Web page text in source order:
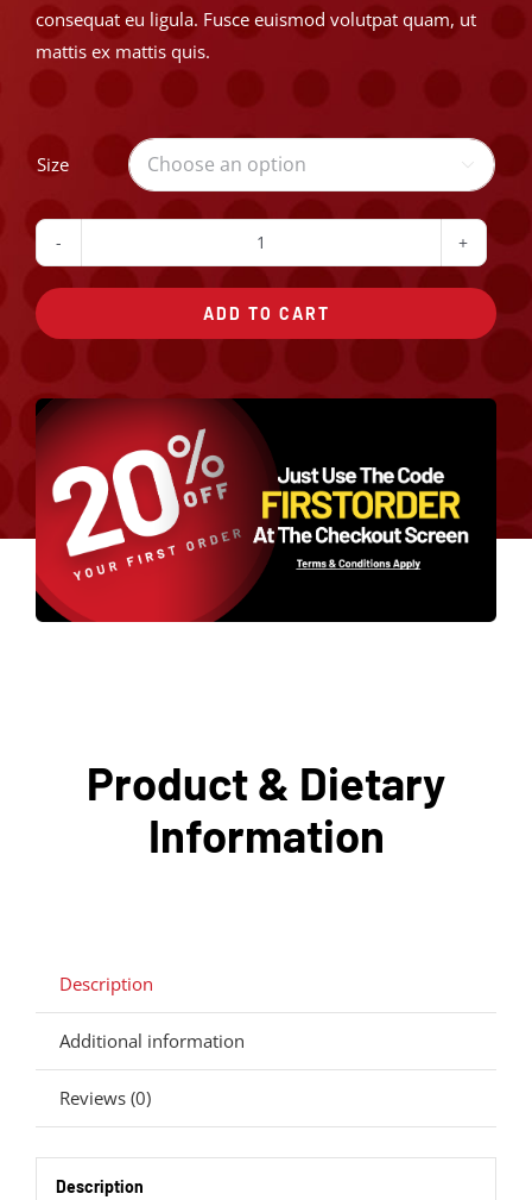
consequat eu ligula. Fusce euismod volutpat quam, ut
mattis ex mattis quis.
Size 
The
Vegan
quantity
ADD TO CART
Product & Dietary
Information
Description
Additional information
Reviews (0)
Description